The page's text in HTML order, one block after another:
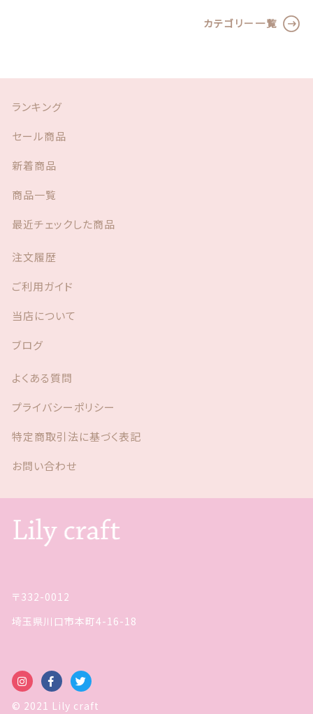
(カ
ラ
対
あ
個
カテゴリー一覧
ランキング
セール商品
新着商品
商品一覧
最近チェックした商品
注文履歴
ご利用ガイド
当店について
ブログ
よくある質問
プライバシーポリシー
特定商取引法に基づく表記
お問い合わせ
〒332-0012
埼玉県川口市本町4-16-18
© 2021 Lily craft